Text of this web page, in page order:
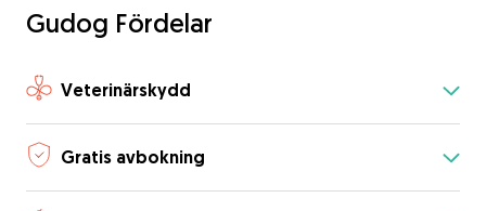
Gudog Fördelar
Veterinärskydd
Gratis avbokning